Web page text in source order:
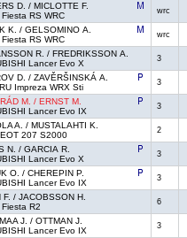
D. / MICLOTTE F.
Fiesta RS WRC
wrc
K. / GELSOMINO A.
Fiesta RS WRC
wrc
R. / FREDRIKSSON A.
Lancer Evo X
3
D. / ZAVĚRŠINSKÁ A.
Impreza WRX Sti
3
M. / ERNST M.
Lancer Evo IX
3
A. / MUSTALAHTI K.
207 S2000
2
N. / GARCIA R.
Lancer Evo X
3
O. / CHEREPIN P.
Lancer Evo IX
3
F. / JACOBSSON H.
Fiesta R2
6
J. / OTTMAN J.
Lancer Evo IX
3